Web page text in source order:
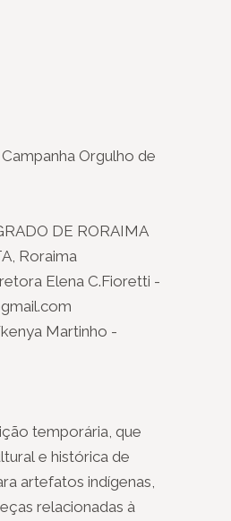
Orgulho de
DE RORAIMA
Roraima
Elena C.Fioretti -
Martinho -
temporária, que
e histórica de
artefatos indígenas,
relacionadas à